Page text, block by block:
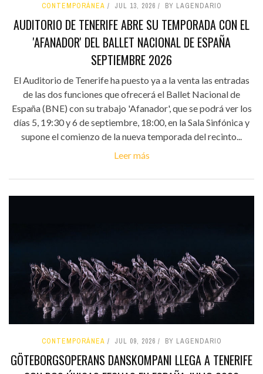
CONTEMPORÁNEA JUL 13, 2026 BY LAGENDARIO
AUDITORIO DE TENERIFE ABRE SU TEMPORADA CON EL
'AFANADOR' DEL BALLET NACIONAL DE ESPAÑA
SEPTIEMBRE 2026
El Auditorio de Tenerife ha puesto ya a la venta las entradas
de las dos funciones que ofrecerá el Ballet Nacional de
España (BNE) con su trabajo 'Afanador', que se podrá ver los
días 5, 19:30 y 6 de septiembre, 18:00, en la Sala Sinfónica y
supone el comienzo de la nueva temporada del recinto...
Leer más
CONTEMPORÁNEA JUL 09, 2026 BY LAGENDARIO
GÖTEBORGSOPERANS DANSKOMPANI LLEGA A TENERIFE